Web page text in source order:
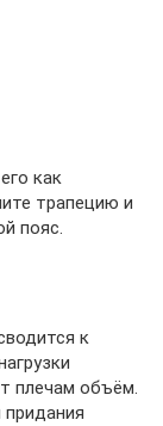
как
трапецию и
пояс.
к
плечам объём.